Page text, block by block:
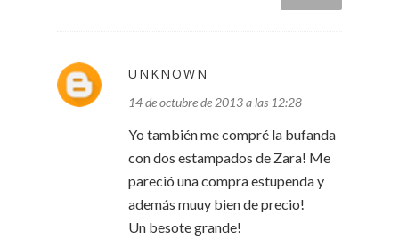
UNKNOWN
14 de octubre de 2013 a las 12:28
Yo también me compré la bufanda
con dos estampados de Zara! Me
pareció una compra estupenda y
además muuy bien de precio!
Un besote grande!